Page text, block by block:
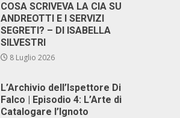
COSA SCRIVEVA LA CIA SU
ANDREOTTI E I SERVIZI
SEGRETI? – DI ISABELLA
SILVESTRI
8 Luglio 2026
L’Archivio dell’Ispettore Di
Falco | Episodio 4: L’Arte di
Catalogare l’Ignoto